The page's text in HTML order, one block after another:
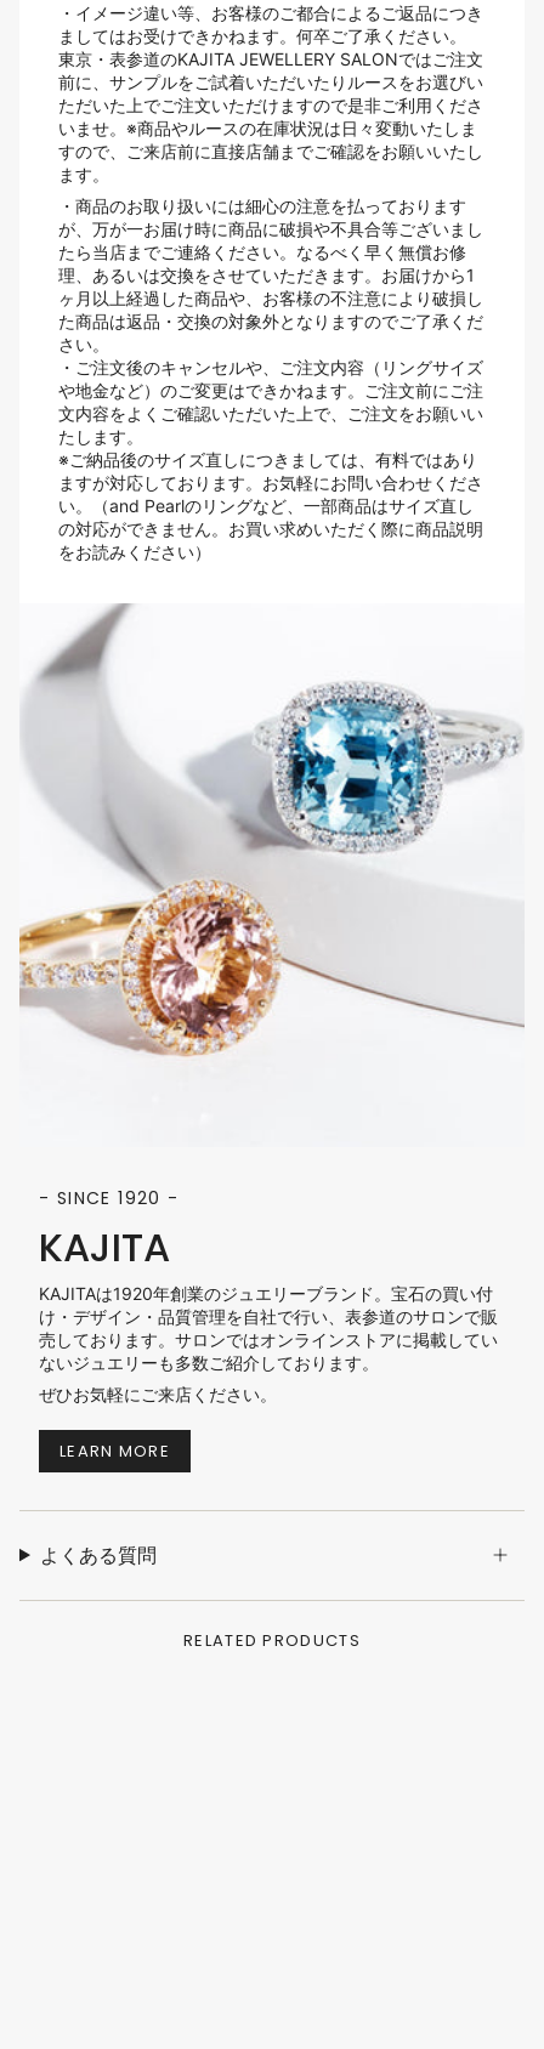
・イメージ違い等、お客様のご都合によるご返品につき
ましてはお受けできかねます。何卒ご了承ください。
東京・表参道のKAJITA JEWELLERY SALONではご注文
前に、サンプルをご試着いただいたりルースをお選びい
ただいた上でご注文いただけますので是非ご利用くださ
いませ。※商品やルースの在庫状況は日々変動いたしま
すので、ご来店前に直接店舗までご確認をお願いいたし
ます。
・商品のお取り扱いには細心の注意を払っております
が、万が一お届け時に商品に破損や不具合等ございまし
たら当店までご連絡ください。なるべく早く無償お修
理、あるいは交換をさせていただきます。お届けから1
ヶ月以上経過した商品や、お客様の不注意により破損し
た商品は返品・交換の対象外となりますのでご了承くだ
さい。
・ご注文後のキャンセルや、ご注文内容（リングサイズ
や地金など）のご変更はできかねます。ご注文前にご注
文内容をよくご確認いただいた上で、ご注文をお願いい
たします。
※ご納品後のサイズ直しにつきましては、有料ではあり
ますが対応しております。お気軽にお問い合わせくださ
い。（and Pearlのリングなど、一部商品はサイズ直し
の対応ができません。お買い求めいただく際に商品説明
をお読みください）
- SINCE 1920 -
KAJITA
KAJITAは1920年創業のジュエリーブランド。宝石の買い付
け・デザイン・品質管理を自社で行い、表参道のサロンで販
売しております。サロンではオンラインストアに掲載してい
ないジュエリーも多数ご紹介しております。
ぜひお気軽にご来店ください。
LEARN MORE
よくある質問
RELATED PRODUCTS